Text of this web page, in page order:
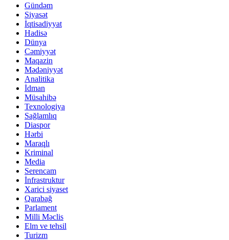
Gündəm
Siyasət
İqtisadiyyat
Hadisə
Dünya
Cəmiyyət
Maqazin
Mədəniyyət
Analitika
İdman
Müsahibə
Texnologiya
Sağlamlıq
Diaspor
Hərbi
Maraqlı
Kriminal
Media
Serencam
İnfrastruktur
Xarici siyaset
Qarabağ
Parlament
Milli Məclis
Elm ve tehsil
Turizm